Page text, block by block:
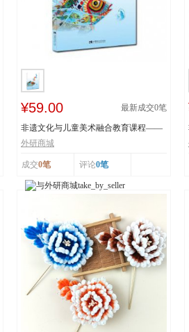
¥59.00 最新成交0笔
非遗文化与儿童美术融合教育课程——
以深圳鱼灯舞为...
外研商城
成交0笔 评论0笔